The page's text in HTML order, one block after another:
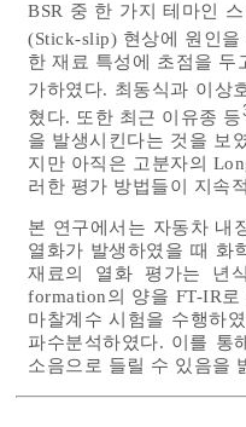
BSR 중 한 가지 테마인
(Stick-slip) 현상에 원인
한 재료 특성에 초점을 두
가하였다. 최동식과 이상
혔다. 또한 최근 이유종 등
을 발생시킨다는 것을 보
지만 아직은 고분자의
러한 평가 방법들이 지속
본 연구에서는 자동차 내
열화가 발생하였을 때 화
재료의 열화 평가는 년
formation의 양을 FT-IR
마찰계수 시험을 수행하
파수분석하였다. 이를 통
소음으로 들릴 수 있음을